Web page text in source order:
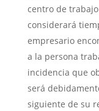
centro de
considerará
empresario
a la persona
incidencia que
será
siguiente de su